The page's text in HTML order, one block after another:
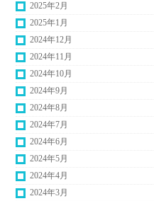
2025年2月
2025年1月
2024年12月
2024年11月
2024年10月
2024年9月
2024年8月
2024年7月
2024年6月
2024年5月
2024年4月
2024年3月